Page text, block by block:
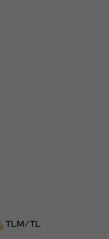
TLM/TL